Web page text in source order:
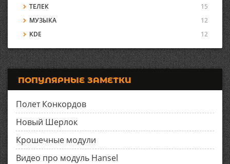
ТЕЛЕК
15
МУЗЫКА
12
KDE
12
ПОПУЛЯРНЫЕ ЗАМЕТКИ
Полет Конкордов
Новый Шерлок
Крошечные модули
Видео про модуль Hansel